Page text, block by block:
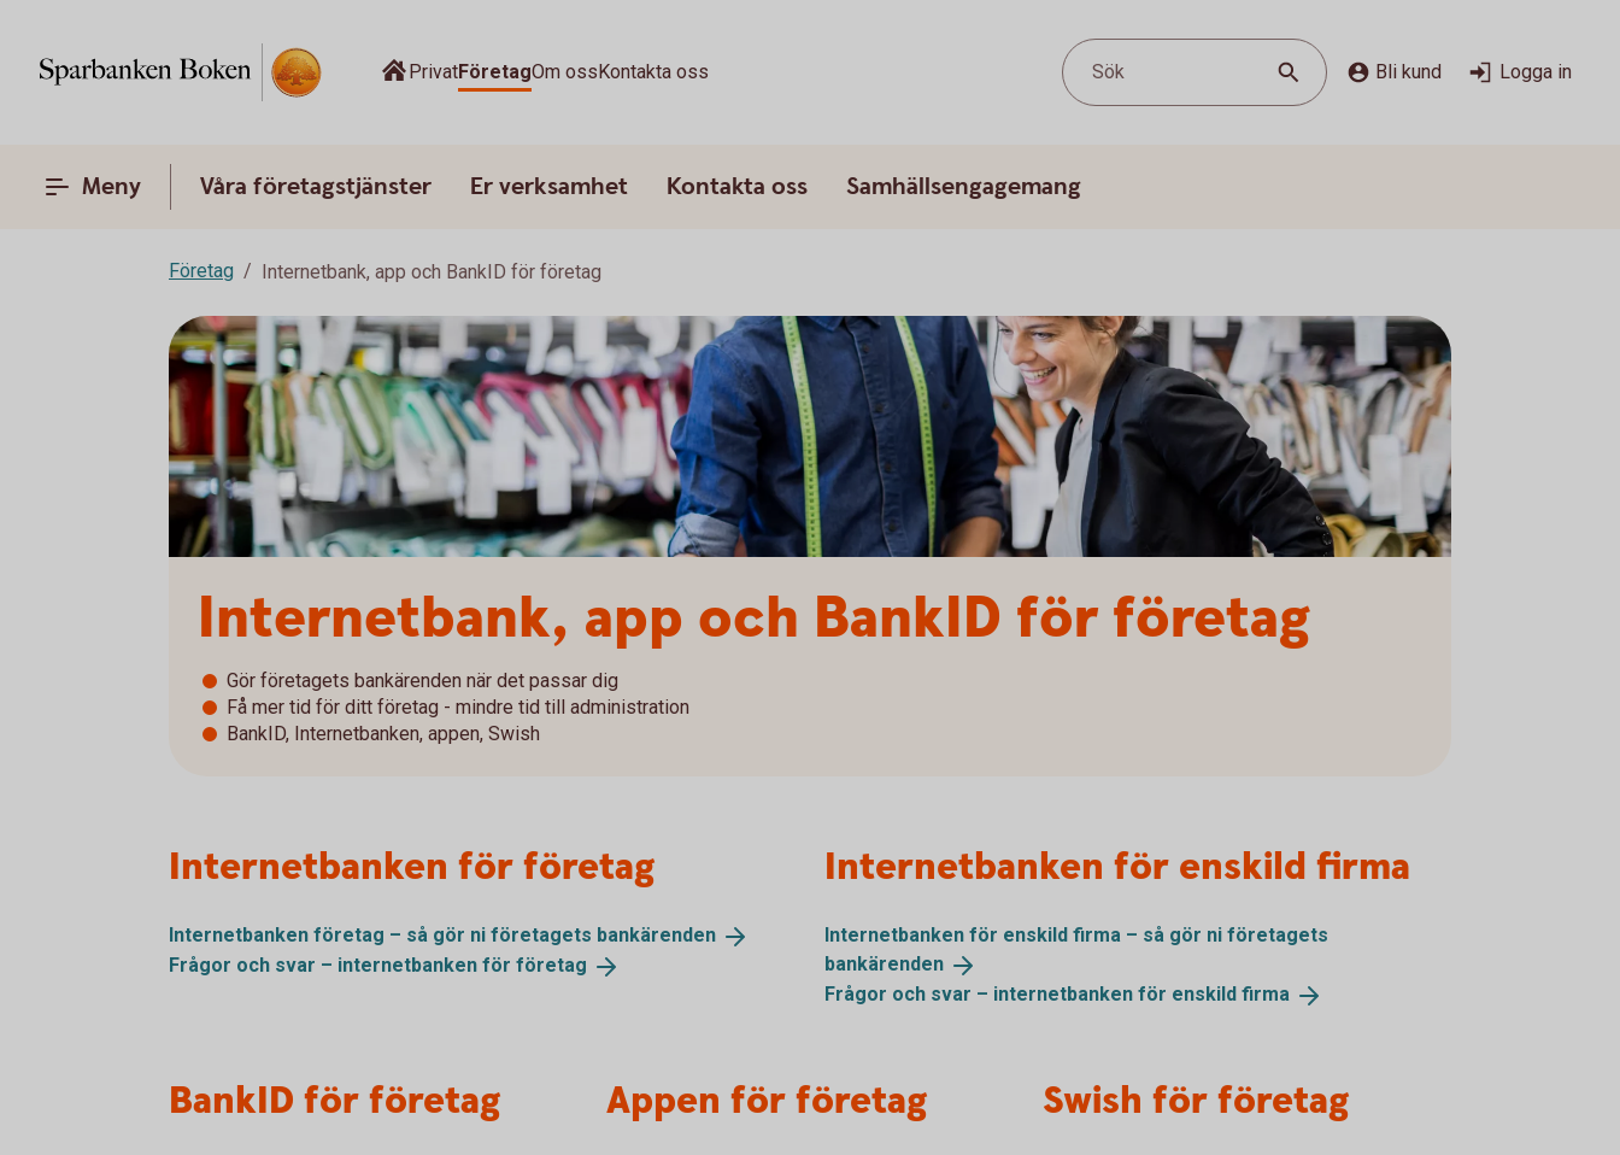
PrivatFöretagOm ossKontakta oss Sök Bli kund Logga in
Meny Våra företagstjänster Er verksamhet Kontakta oss Samhällsengagemang
Företag Internetbank, app och BankID för företag
Internetbank, app och BankID för företag
Gör företagets bankärenden när det passar dig
Få mer tid för ditt företag - mindre tid till administration
BankID, Internetbanken, appen, Swish
Internetbanken för företag
Internetbanken företag – så gör ni företagets bankärenden
Frågor och svar – internetbanken för företag
Internetbanken för enskild firma
Internetbanken för enskild firma – så gör ni företagets
bankärenden
Frågor och svar – internetbanken för enskild firma
BankID för företag Appen för företag Swish för företag